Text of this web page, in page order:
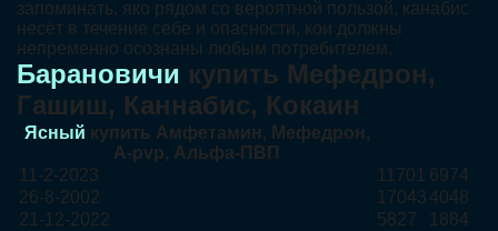
запоминать, яко рядом со вероятной пользой, канабис
несёт в течение себе и опасности, кои должны
непременно осознаны любым потребителем.
Барановичи купить Мефедрон,
Гашиш, Каннабис, Кокаин
Ясный купить Амфетамин, Мефедрон,
A-pvp, Альфа-ПВП
11-2-2023
11701 6974
26-8-2002
17043 4048
21-12-2022
5827
1884